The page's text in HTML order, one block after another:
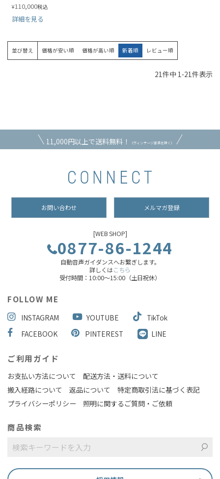
¥110,000税込
詳細を見る
並び替え 価格が安い順 価格が高い順 新着順 レビュー順
21件中 1-21件表示
11,000円以上で送料無料！ （ヴィンテージ家具を除く）
お問い合わせ メルマガ登録
[WEB SHOP]
0877-86-1244
自動音声ガイダンスへお繋ぎします。
詳しくはこちら
受付時間：10:00～15:00（土日祝休）
FOLLOW ME
INSTAGRAM YOUTUBE
TikTok
FACEBOOK
PINTEREST LINE
ご利用ガイド
お支払い方法について
配送方法・送料について
搬入経路について
返品について
特定商取引法に基づく表記
プライバシーポリシー
照明に関するご質問・ご依頼
商品検索